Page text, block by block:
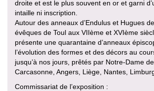
droite et est le plus souvent en or et garni
intaille ni inscription.
Autour des anneaux d’Endulus et Hugues
évêques de Toul aux VIIème et XVIème
présente une quarantaine d’anneaux
l’évolution des formes et des décors au
jusqu’à nos jours, prêtés par Notre-Dame
Carcasonne, Angers, Liège, Nantes,
Commissariat de l’exposition :